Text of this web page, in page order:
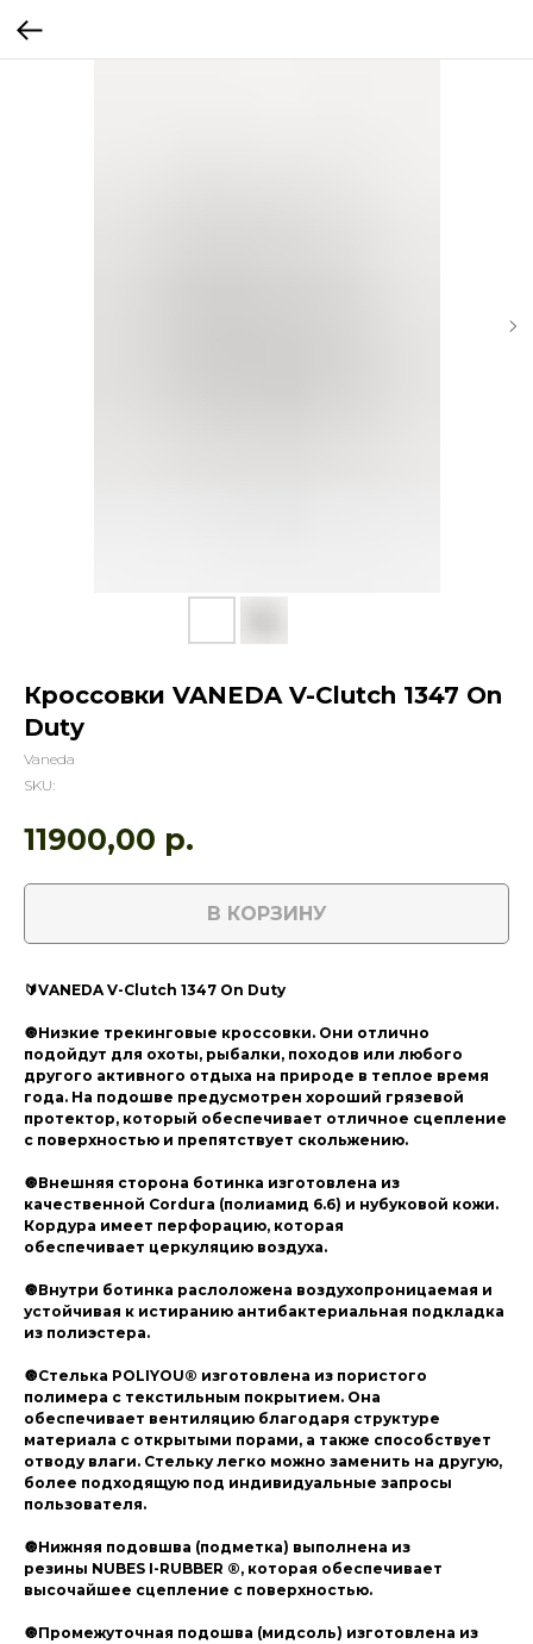
Кроссовки VANEDA V-Clutch 1347 On
Duty
Vaneda
SKU:
11900,00 р.
В КОРЗИНУ
🔰VANEDA V-Clutch 1347 On Duty
🔘Низкие трекинговые кроссовки. Они отлично
подойдут для охоты, рыбалки, походов или любого
другого активного отдыха на природе в теплое время
года. На подошве предусмотрен хороший грязевой
протектор, который обеспечивает отличное сцепление
с поверхностью и препятствует скольжению.
🔘Внешняя сторона ботинка изготовлена из
качественной Cordura (полиамид 6.6) и нубуковой кожи.
Кордура имеет перфорацию, которая
обеспечивает церкуляцию воздуха.
🔘Внутри ботинка раслоложена воздухопроницаемая и
устойчивая к истиранию антибактериальная подкладка
из полиэстера.
🔘Стелька POLIYOU® изготовлена из пористого
полимера с текстильным покрытием. Она
обеспечивает вентиляцию благодаря структуре
материала с открытыми порами, а также способствует
отводу влаги. Стельку легко можно заменить на другую,
более подходящую под индивидуальные запросы
пользователя.
🔘Нижняя подовшва (подметка) выполнена из
резины NUBES I-RUBBER ®, которая обеспечивает
высочайшее сцепление с поверхностью.
🔘Промежуточная подошва (мидсоль) изготовлена из